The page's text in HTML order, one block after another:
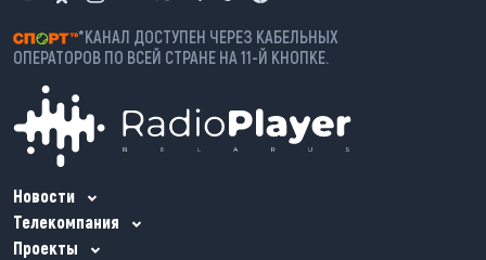
*КАНАЛ ДОСТУПЕН ЧЕРЕЗ КАБЕЛЬНЫХ
ОПЕРАТОРОВ ПО ВСЕЙ СТРАНЕ НА 11-Й КНОПКЕ.
Новости
Телекомпания
Проекты